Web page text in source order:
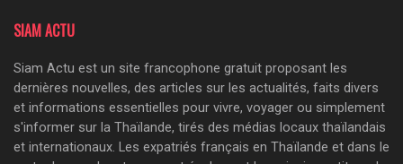
SIAM ACTU
Siam Actu est un site francophone gratuit proposant les
dernières nouvelles, des articles sur les actualités, faits divers
et informations essentielles pour vivre, voyager ou simplement
s'informer sur la Thaïlande, tirés des médias locaux thaïlandais
et internationaux. Les expatriés français en Thaïlande et dans le